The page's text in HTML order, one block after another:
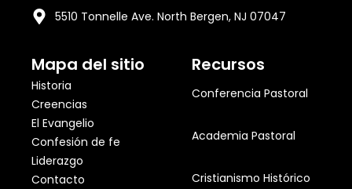
5510 Tonnelle Ave. North Bergen, NJ 07047
Mapa del sitio
Historia
Creencias
El Evangelio
Confesión de fe
Liderazgo
Contacto
Recursos
Conferencia Pastoral
Academia Pastoral
Cristianismo Histórico